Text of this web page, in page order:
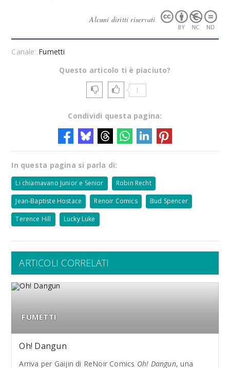
Alcuni diritti riservati
Canale: Fumetti
Questo articolo ti è piaciuto?
1
Condividi questa pagina:
In questa pagina si parla di:
Li chiamavano Junior e Senior Robin Recht
Jean-Baptiste Hostace Renoir Comics Bud Spencer
Terence Hill Lucky Luke
ARTICOLI CORRELATI
FUMETTI
Oh! Dangun
Arriva per Gaijin di ReNoir Comics Oh! Dangun, una